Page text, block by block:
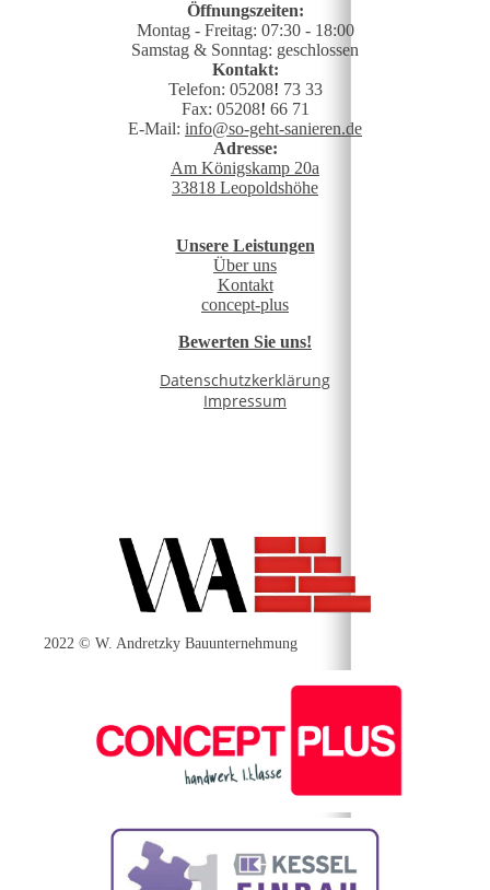
Öffnungszeiten:
Montag - Freitag: 07:30 - 18:00
Samstag & Sonntag: geschlossen
Kontakt:
Telefon: 05208! 73 33
Fax: 05208! 66 71
E-Mail: info@so-geht-sanieren.de
Adresse:
Am Königskamp 20a
33818 Leopoldshöhe
Unsere Leistungen
Über uns
Kontakt
concept-plus
Bewerten Sie uns!
Datenschutzkerklärung
Impressum
2022 © W. Andretzky Bauunternehmung